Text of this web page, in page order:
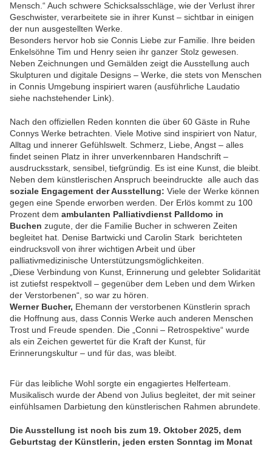
Mensch.“ Auch schwere Schicksalsschläge, wie der Verlust ihrer
Geschwister, verarbeitete sie in ihrer Kunst – sichtbar in einigen
der nun ausgestellten Werke.
Besonders hervor hob sie Connis Liebe zur Familie. Ihre beiden
Enkelsöhne Tim und Henry seien ihr ganzer Stolz gewesen.
Neben Zeichnungen und Gemälden zeigt die Ausstellung auch
Skulpturen und digitale Designs – Werke, die stets von Menschen
in Connis Umgebung inspiriert waren (ausführliche Laudatio
siehe nachstehender Link).
Nach den offiziellen Reden konnten die über 60 Gäste in Ruhe
Connys Werke betrachten. Viele Motive sind inspiriert von Natur,
Alltag und innerer Gefühlswelt. Schmerz, Liebe, Angst – alles
findet seinen Platz in ihrer unverkennbaren Handschrift –
ausdrucksstark, sensibel, tiefgründig. Es ist eine Kunst, die bleibt.
Neben dem künstlerischen Anspruch beeindruckte alle auch das
soziale Engagement der Ausstellung: Viele der Werke können
gegen eine Spende erworben werden. Der Erlös kommt zu 100
Prozent dem ambulanten Palliativdienst Palldomo in
Buchen zugute, der die Familie Bucher in schweren Zeiten
begleitet hat. Denise Bartwicki und Carolin Stark berichteten
eindrucksvoll von ihrer wichtigen Arbeit und über
palliativmedizinische Unterstützungsmöglichkeiten.
„Diese Verbindung von Kunst, Erinnerung und gelebter Solidarität
ist zutiefst respektvoll – gegenüber dem Leben und dem Wirken
der Verstorbenen“, so war zu hören.
Werner Bucher, Ehemann der verstorbenen Künstlerin sprach
die Hoffnung aus , dass Connis Werke auch anderen Menschen
Trost und Freude spenden. Die „Conni – Retrospektive“ wurde
als ein Zeichen gewertet für die Kraft der Kunst, für
Erinnerungskultur – und für das, was bleibt.
Für das leibliche Wohl sorgte ein engagiertes Helferteam.
Musikalisch wurde der Abend von Julius begleitet, der mit seiner
einfühlsamen Darbietung den künstlerischen Rahmen abrundete.
Die Ausstellung ist noch bis zum 19. Oktober 2025, dem
Geburtstag der Künstlerin, jeden ersten Sonntag im Monat